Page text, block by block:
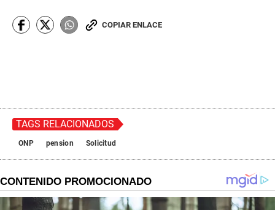
COPIAR ENLACE
TAGS RELACIONADOS
ONP pension Solicitud